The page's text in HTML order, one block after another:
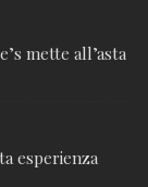
mette all’asta
esperienza